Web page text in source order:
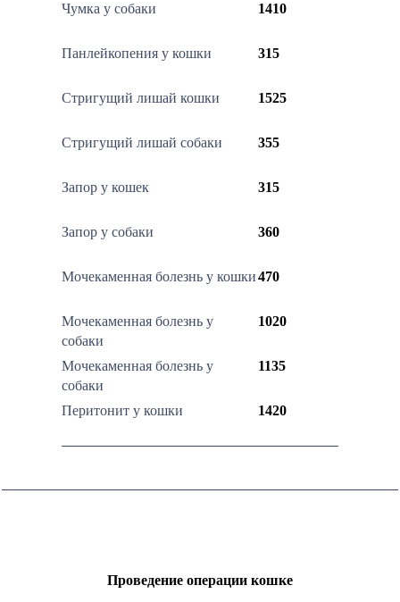
Чумка у собаки 1410
Панлейкопения у кошки 315
Стригущий лишай кошки 1525
Стригущий лишай собаки 355
Запор у кошек 315
Запор у собаки 360
Мочекаменная болезнь у кошки470
Мочекаменная болезнь у
собаки
1020
Мочекаменная болезнь у
собаки
1135
Перитонит у кошки 1420
Проведение операции кошке